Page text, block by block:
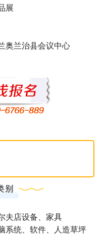
展
奥兰治县会议中心
别
夫店设备、家具
系统、软件、人造草坪